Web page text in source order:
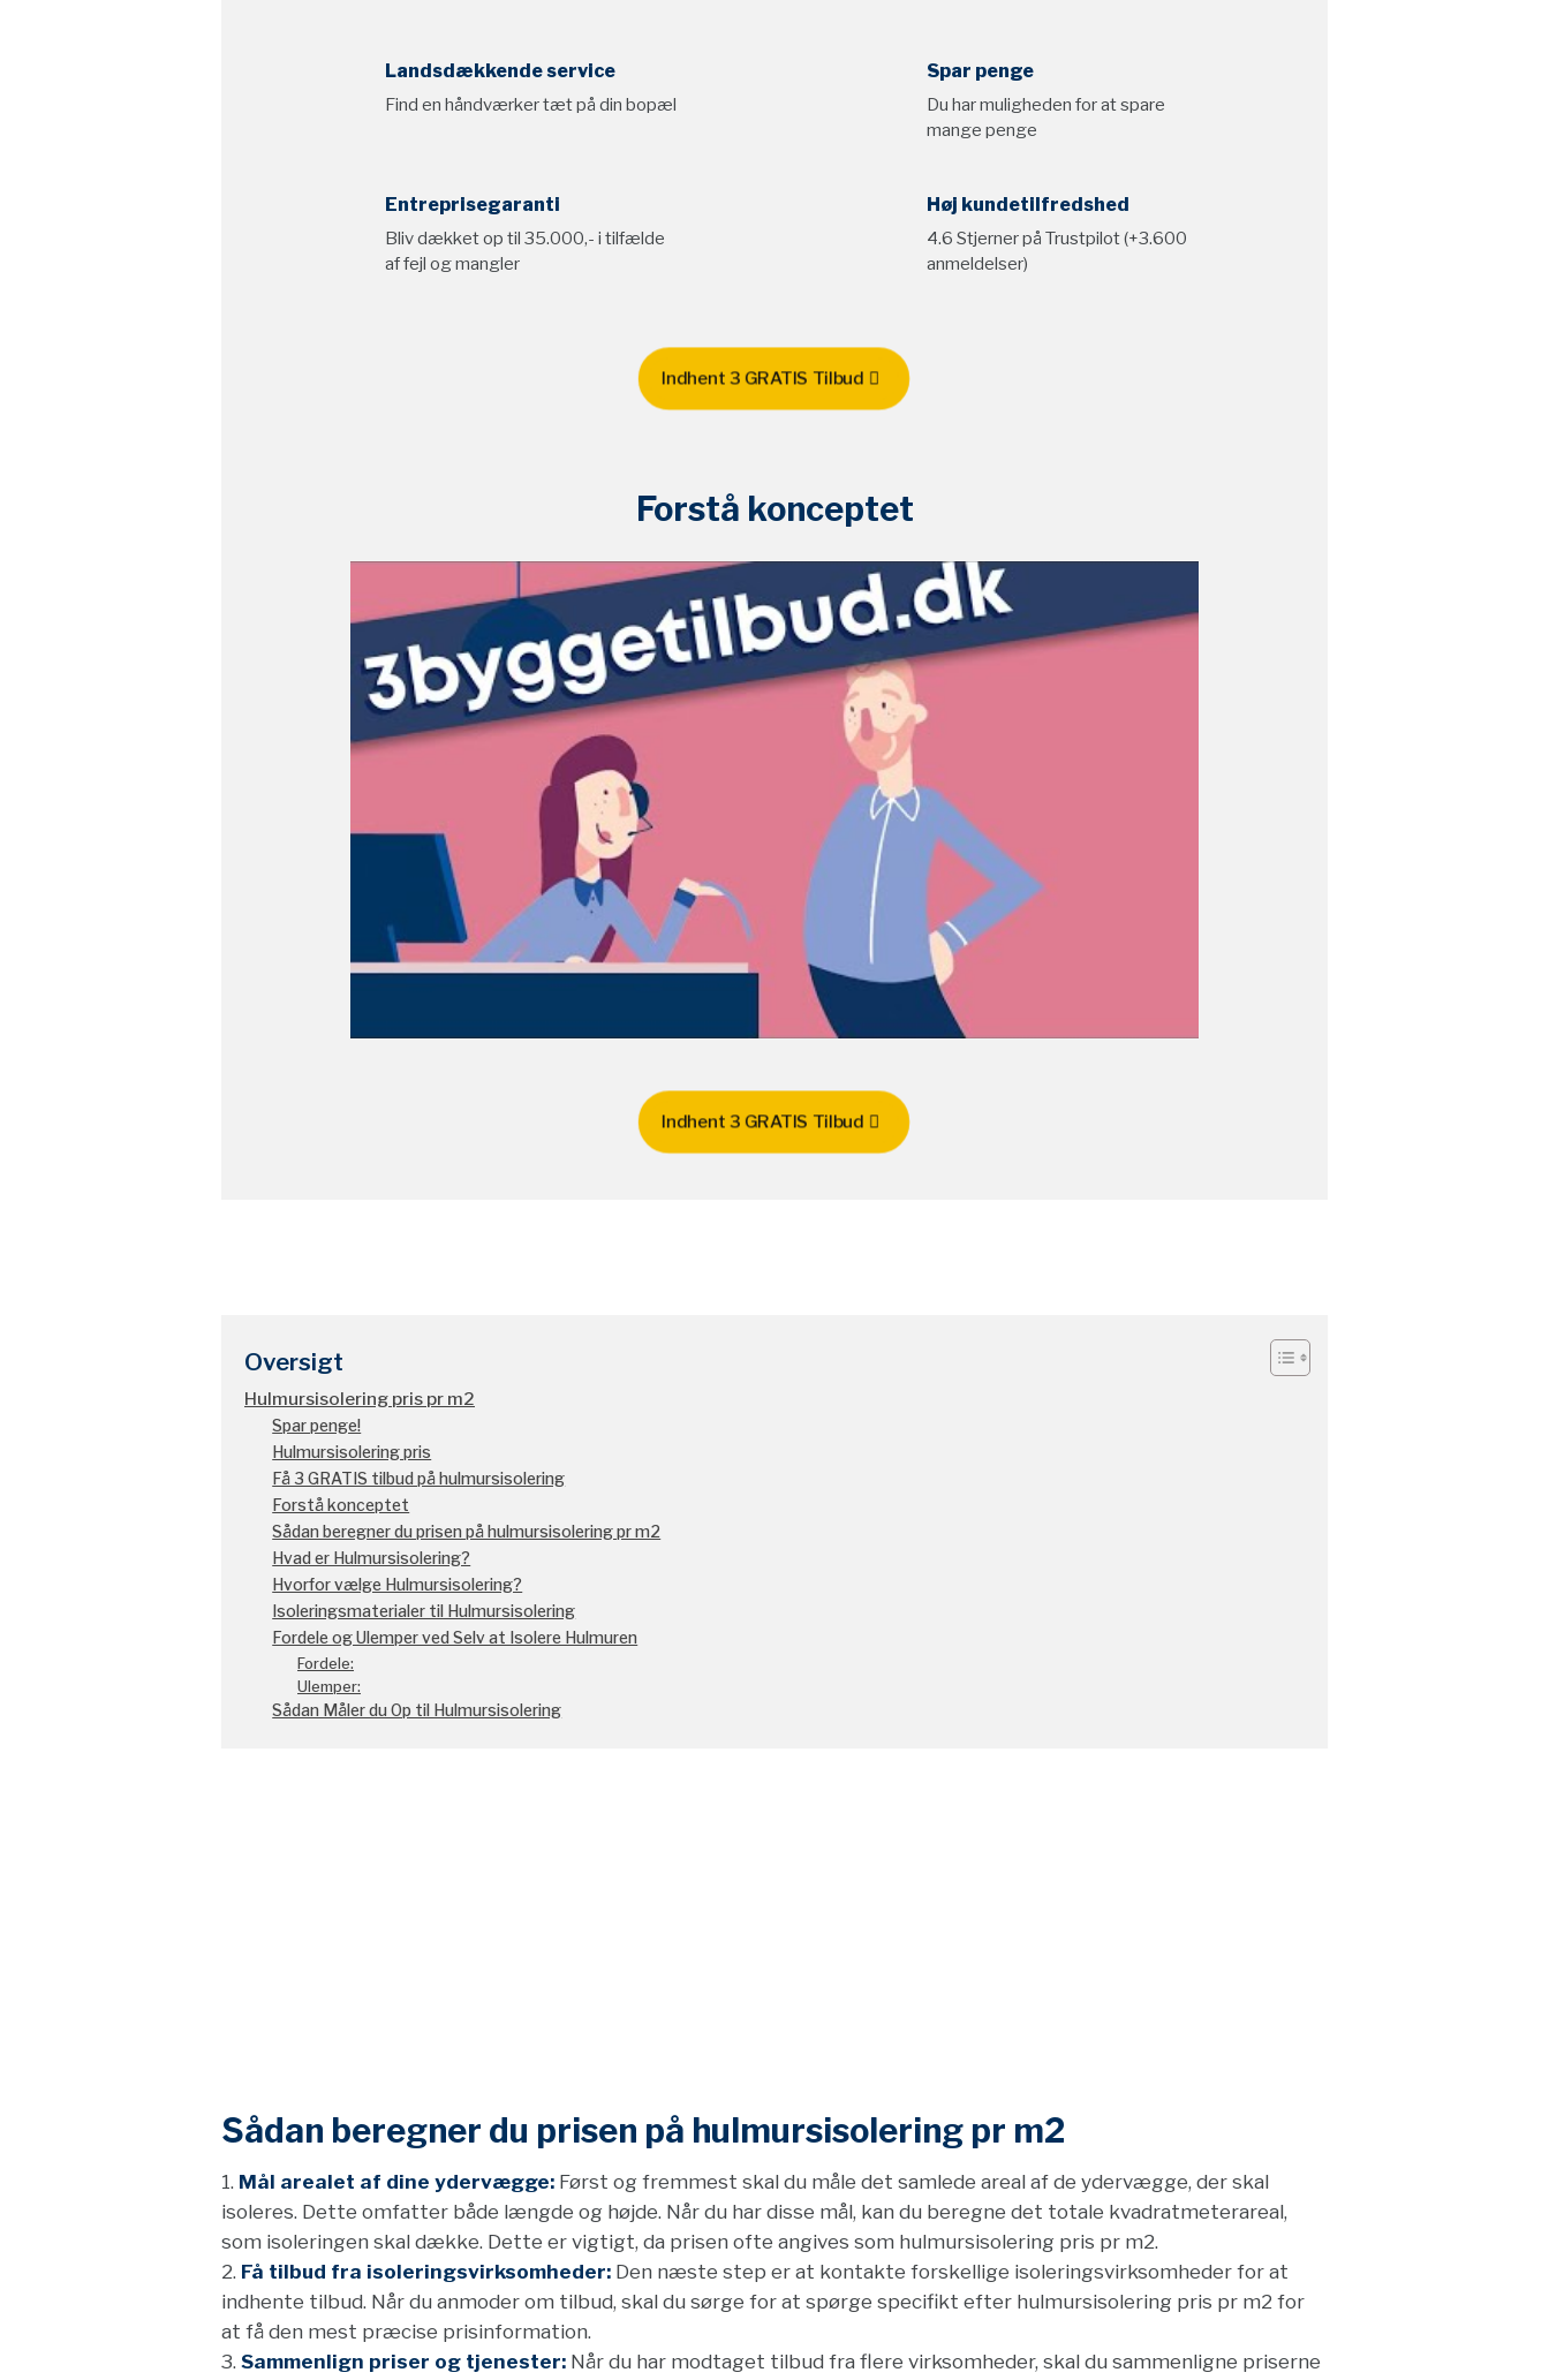
Landsdækkende service
Find en håndværker tæt på din bopæl
Spar penge
Du har muligheden for at spare
mange penge
Entreprisegaranti
Bliv dækket op til 35.000,- i tilfælde
af fejl og mangler
Høj kundetilfredshed
4.6 Stjerner på Trustpilot (+3.600
anmeldelser)
Indhent 3 GRATIS Tilbud
Forstå konceptet
Indhent 3 GRATIS Tilbud
Oversigt
Hulmursisolering pris pr m2
Spar penge!
Hulmursisolering pris
Få 3 GRATIS tilbud på hulmursisolering
Forstå konceptet
Sådan beregner du prisen på hulmursisolering pr m2
Hvad er Hulmursisolering?
Hvorfor vælge Hulmursisolering?
Isoleringsmaterialer til Hulmursisolering
Fordele og Ulemper ved Selv at Isolere Hulmuren
Fordele:
Ulemper:
Sådan Måler du Op til Hulmursisolering
Sådan beregner du prisen på hulmursisolering pr m2
Mål arealet af dine ydervægge: Først og fremmest skal du måle det samlede areal af de ydervægge, der skal
isoleres. Dette omfatter både længde og højde. Når du har disse mål, kan du beregne det totale kvadratmeterareal,
som isoleringen skal dække. Dette er vigtigt, da prisen ofte angives som hulmursisolering pris pr m2.
Få tilbud fra isoleringsvirksomheder: Den næste step er at kontakte forskellige isoleringsvirksomheder for at
indhente tilbud. Når du anmoder om tilbud, skal du sørge for at spørge specifikt efter hulmursisolering pris pr m2 for
at få den mest præcise prisinformation.
Sammenlign priser og tjenester: Når du har modtaget tilbud fra flere virksomheder, skal du sammenligne priserne